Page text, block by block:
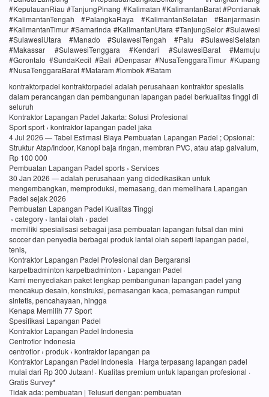
#KepulauanRiau #TanjungPinang #Kalimatan #KalimantanBarat #Pontianak
#KalimantanTengah #PalangkaRaya #KalimantanSelatan #Banjarmasin
#KalimantanTimur #Samarinda #KalimantanUtara #TanjungSelor #Sulawesi
#SulawesiUtara #Manado #SulawesiTengah #Palu #SulawesiSelatan
#Makassar #SulawesiTenggara #Kendari #SulawesiBarat #Mamuju
#Gorontalo #SundaKecil #Bali #Denpasar #NusaTenggaraTimur #Kupang
#NusaTenggaraBarat #Mataram #lombok #Batam
kontraktorpadel kontraktorpadel adalah perusahaan kontraktor spesialis
dalam perancangan dan pembangunan lapangan padel berkualitas tinggi di
seluruh
Kontraktor Lapangan Padel Jakarta: Solusi Profesional
Sport sport › kontraktor lapangan padel jaka
4 Jul 2026 — Tabel Estimasi Biaya Pembuatan Lapangan Padel ; Opsional:
Struktur Atap/Indoor, Kanopi baja ringan, membran PVC, atau atap galvalum,
Rp 100 000
Pembuatan Lapangan Padel sports › Services
30 Jan 2026 — adalah perusahaan yang didedikasikan untuk
mengembangkan, memproduksi, memasang, dan memelihara Lapangan
Padel sejak 2026
Pembuatan Lapangan Padel Kualitas Tinggi
› category › lantai olah › padel
memiliki spesialisasi sebagai jasa pembuatan lapangan futsal dan mini
soccer dan penyedia berbagai produk lantai olah seperti lapangan padel,
tenis,
Kontraktor Lapangan Padel Profesional dan Bergaransi
karpetbadminton karpetbadminton › Lapangan Padel
Kami menyediakan paket lengkap pembangunan lapangan padel yang
mencakup desain, konstruksi, pemasangan kaca, pemasangan rumput
sintetis, pencahayaan, hingga
Kenapa Memilih 77 Sport
Spesifikasi Lapangan Padel
Kontraktor Lapangan Padel Indonesia
Centroflor Indonesia
centroflor › produk › kontraktor lapangan pa
Kontraktor Lapangan Padel Indonesia · Harga terpasang lapangan padel
mulai dari Rp 300 Jutaan! · Kualitas premium untuk lapangan profesional ·
Gratis Survey*
Tidak ada: pembuatan ‎| Telusuri dengan: pembuatan